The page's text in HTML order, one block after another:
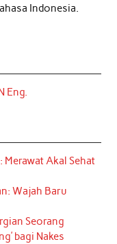
Indonesia.
Eng.
Akal Sehat
Wajah Baru
Seorang
bagi Nakes